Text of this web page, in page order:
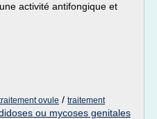
activité antifongique et
ovule / traitement
ou mycoses genitales